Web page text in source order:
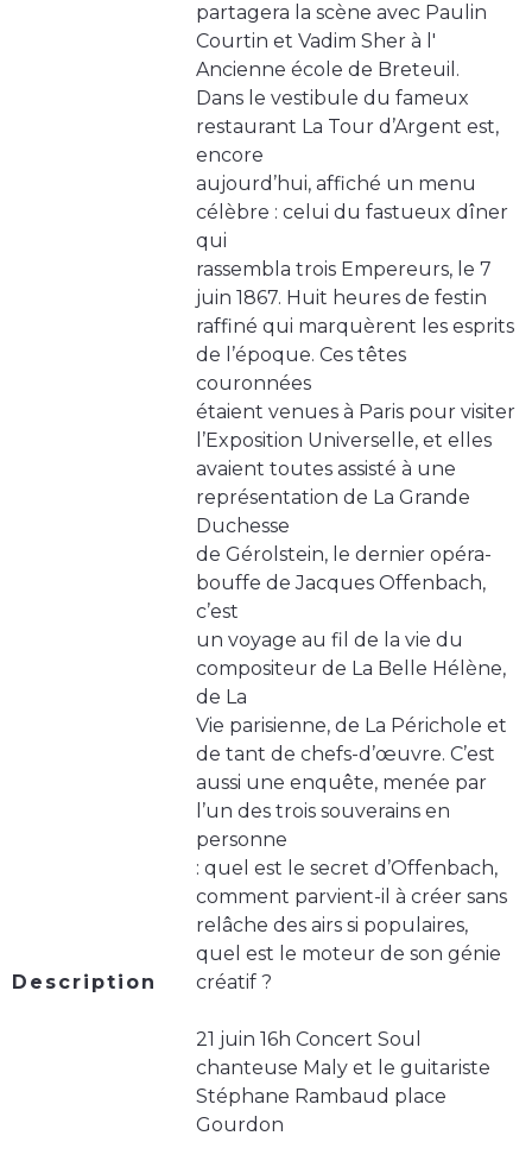
Description
partagera la scène avec Paulin
Courtin et Vadim Sher à l'
Ancienne école de Breteuil.
Dans le vestibule du fameux
restaurant La Tour d’Argent est,
encore
aujourd’hui, affiché un menu
célèbre : celui du fastueux dîner
qui
rassembla trois Empereurs, le 7
juin 1867. Huit heures de festin
raffiné qui marquèrent les esprits
de l’époque. Ces têtes
couronnées
étaient venues à Paris pour visiter
l’Exposition Universelle, et elles
avaient toutes assisté à une
représentation de La Grande
Duchesse
de Gérolstein, le dernier opéra-
bouffe de Jacques Offenbach,
c’est
un voyage au fil de la vie du
compositeur de La Belle Hélène,
de La
Vie parisienne, de La Périchole et
de tant de chefs-d’œuvre. C’est
aussi une enquête, menée par
l’un des trois souverains en
personne
: quel est le secret d’Offenbach,
comment parvient-il à créer sans
relâche des airs si populaires,
quel est le moteur de son génie
créatif ?
21 juin 16h Concert Soul
chanteuse Maly et le guitariste
Stéphane Rambaud place
Gourdon